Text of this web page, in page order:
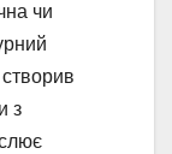
чи
з